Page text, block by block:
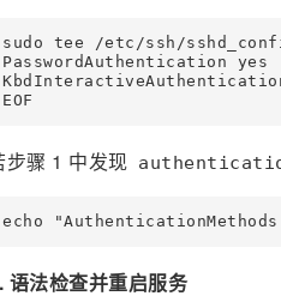
sudo tee /etc/ssh/
PasswordAuthentication yes
步骤 1 中发现
语法检查并重启服务